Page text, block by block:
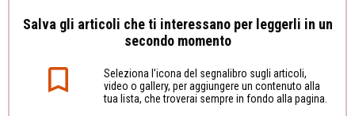
Salva gli articoli che ti interessano per leggerli in un
secondo momento
Seleziona l’icona del segnalibro sugli articoli,
video o gallery, per aggiungere un contenuto alla
tua lista, che troverai sempre in fondo alla pagina.